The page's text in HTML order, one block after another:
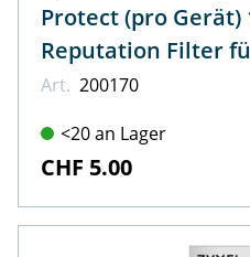
Protect (pro Gerät) 1
Reputation Filter
WAC500, WAC500H
Art. 200170
<20 an Lager
CHF 5.00